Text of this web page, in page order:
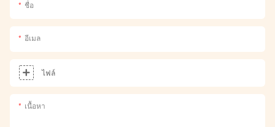
ชื่อ
อีเมล
ไฟล์
เนื้อหา